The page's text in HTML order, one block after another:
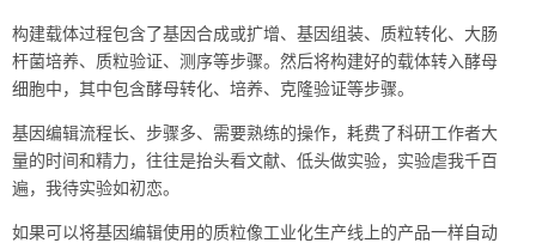
构建载体过程包含了基因合成或扩增、基因组装、质粒转化、大肠
杆菌培养、质粒验证、测序等步骤。然后将构建好的载体转入酵母
细胞中，其中包含酵母转化、培养、克隆验证等步骤。
基因编辑流程长、步骤多、需要熟练的操作，耗费了科研工作者大
量的时间和精力，往往是抬头看文献、低头做实验，实验虐我千百
遍，我待实验如初恋。
如果可以将基因编辑使用的质粒像工业化生产线上的产品一样自动